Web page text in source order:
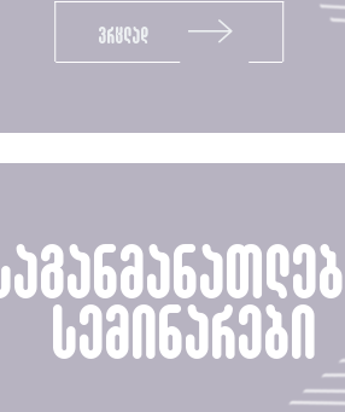
ვრცლად
სემინარები